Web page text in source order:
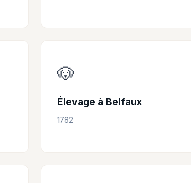
🐶
Élevage à Belfaux
1782